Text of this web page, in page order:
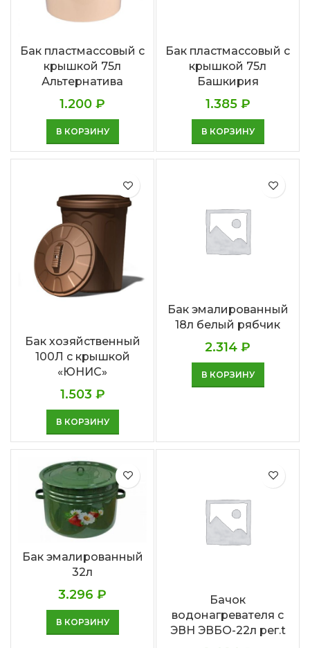
Бак пластмассовый с
крышкой 75л
Альтернатива
1.200 ₽
В КОРЗИНУ
Бак пластмассовый с
крышкой 75л
Башкирия
1.385 ₽
В КОРЗИНУ
Бак хозяйственный
100Л с крышкой
«ЮНИС»
1.503 ₽
В КОРЗИНУ
Бак эмалированный
18л белый рябчик
2.314 ₽
В КОРЗИНУ
Бак эмалированный
32л
3.296 ₽
В КОРЗИНУ
Бачок
водонагревателя с
ЭВН ЭВБО-22л рег.t